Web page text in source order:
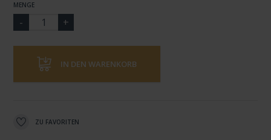
MENGE
IN DEN WARENKORB
ZU FAVORITEN